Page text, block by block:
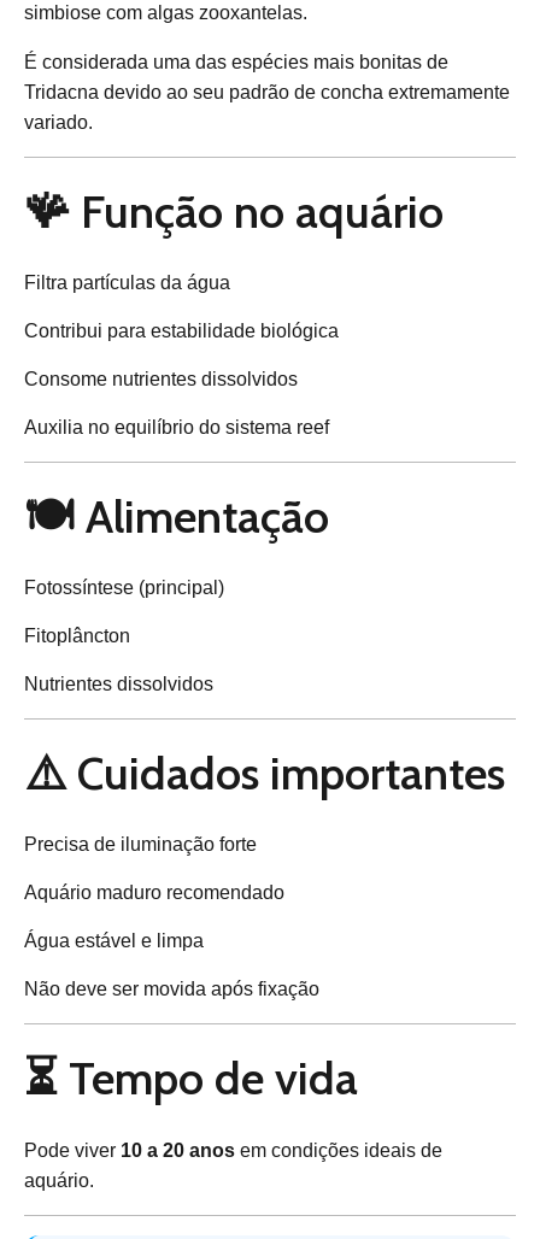
simbiose com algas zooxantelas.
É considerada uma das espécies mais bonitas de
Tridacna devido ao seu padrão de concha extremamente
variado.
🪸 Função no aquário
Filtra partículas da água
Contribui para estabilidade biológica
Consome nutrientes dissolvidos
Auxilia no equilíbrio do sistema reef
🍽️ Alimentação
Fotossíntese (principal)
Fitoplâncton
Nutrientes dissolvidos
⚠️ Cuidados importantes
Precisa de iluminação forte
Aquário maduro recomendado
Água estável e limpa
Não deve ser movida após fixação
⏳ Tempo de vida
Pode viver 10 a 20 anos em condições ideais de
aquário.